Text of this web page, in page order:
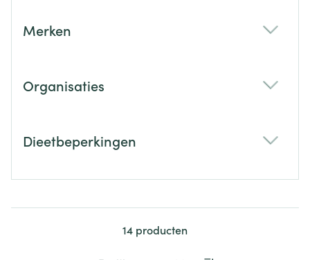
Merken
Organisaties
Dieetbeperkingen
14 producten